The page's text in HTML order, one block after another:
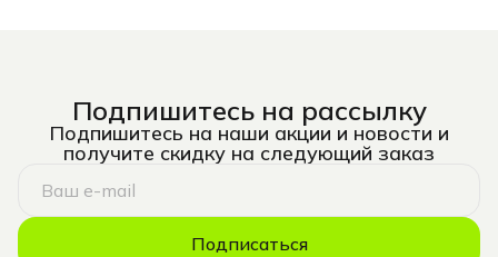
Подпишитесь на рассылку
Подпишитесь на наши акции и новости и
получите скидку на следующий заказ
Подписаться